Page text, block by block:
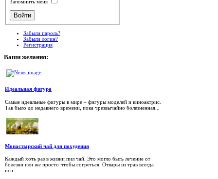
Запомнить меня
Забыли пароль?
Забыли логин?
Регистрация
Ваши желания:
Идеальная фигура
Самые идеальные фигуры в мире – фигуры моделей и киноактрис.
Так было до недавнего времени, пока чрезвычайно болезненная...
Монастырский чай для похудения
Каждый хоть раз в жизни пил чай. Это могло быть лечение от
болезни или же просто чтобы согреться. Отвары из трав всегда
исп...